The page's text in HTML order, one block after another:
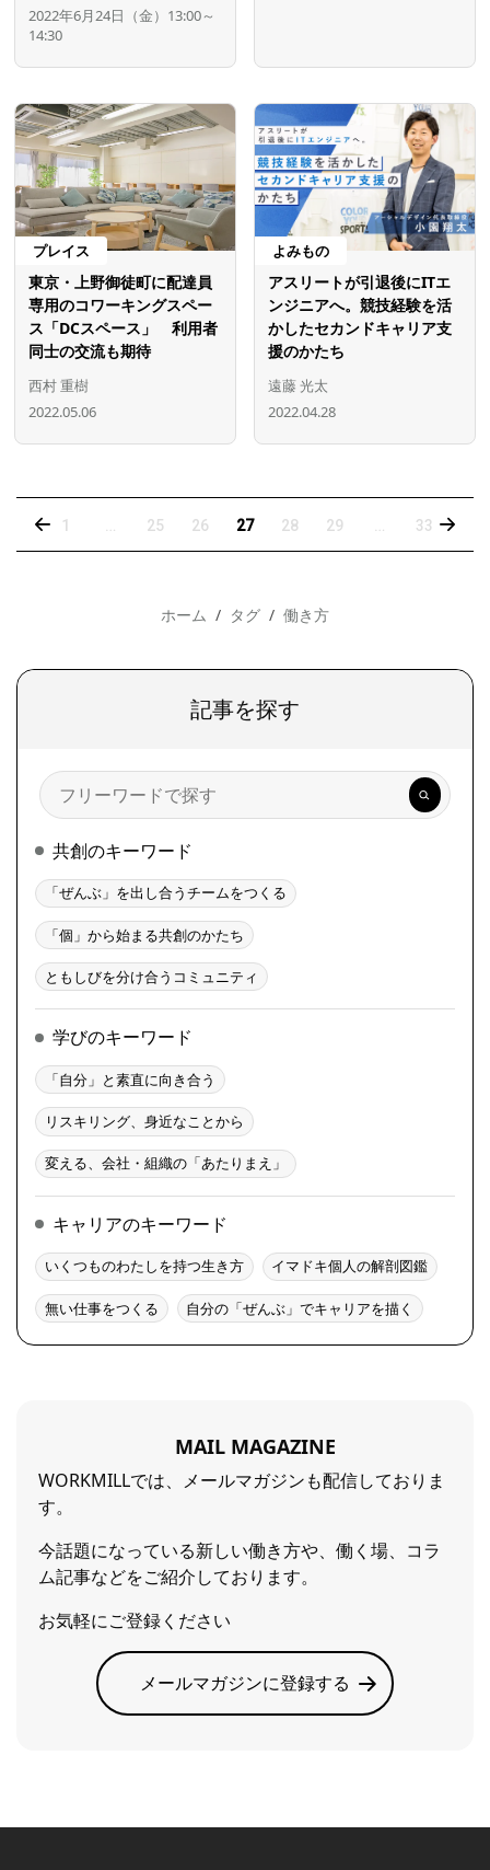
2022年6月24日（金）13:00～
14:30
プレイス
東京・上野御徒町に配達員
専用のコワーキングスペー
ス「DCスペース」 利用者
同士の交流も期待
西村 重樹
2022.05.06
よみもの
アスリートが引退後にITエ
ンジニアへ。競技経験を活
かしたセカンドキャリア支
援のかたち
遠藤 光太
2022.04.28
1 25 26 27 28 29 33
ホーム タグ 働き方
記事を探す
検
索
共創のキーワード
「ぜんぶ」を出し合うチームをつくる
「個」から始まる共創のかたち
ともしびを分け合うコミュニティ
学びのキーワード
「自分」と素直に向き合う
リスキリング、身近なことから
変える、会社・組織の「あたりまえ」
キャリアのキーワード
いくつものわたしを持つ生き方 イマドキ個人の解剖図鑑
無い仕事をつくる 自分の「ぜんぶ」でキャリアを描く
MAIL MAGAZINE
WORKMILLでは、メールマガジンも配信しておりま
す。
今話題になっている新しい働き方や、働く場、コラ
ム記事などをご紹介しております。
お気軽にご登録ください
メールマガジンに登録する